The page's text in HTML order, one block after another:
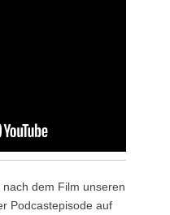
dem Film unseren
Podcastepisode auf